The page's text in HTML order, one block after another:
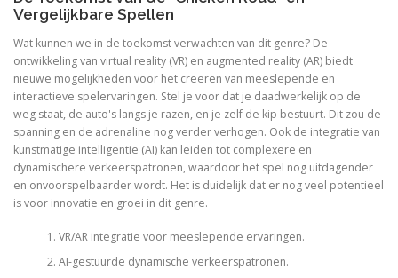
Vergelijkbare Spellen
Wat kunnen we in de toekomst verwachten van dit genre? De
ontwikkeling van virtual reality (VR) en augmented reality (AR) biedt
nieuwe mogelijkheden voor het creëren van meeslepende en
interactieve spelervaringen. Stel je voor dat je daadwerkelijk op de
weg staat, de auto's langs je razen, en je zelf de kip bestuurt. Dit zou de
spanning en de adrenaline nog verder verhogen. Ook de integratie van
kunstmatige intelligentie (AI) kan leiden tot complexere en
dynamischere verkeerspatronen, waardoor het spel nog uitdagender
en onvoorspelbaarder wordt. Het is duidelijk dat er nog veel potentieel
is voor innovatie en groei in dit genre.
VR/AR integratie voor meeslepende ervaringen.
AI-gestuurde dynamische verkeerspatronen.